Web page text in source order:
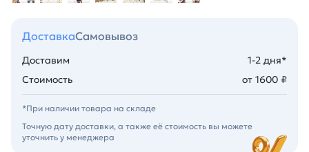
ДоставкаСамовывоз
Доставим
1-2 дня*
Стоимость
от 1600 ₽
*При наличии товара на складе
Точную дату доставки, а также её стоимость вы можете
уточнить у менеджера